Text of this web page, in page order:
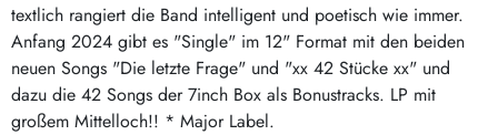
textlich rangiert die Band intelligent und poetisch wie immer.
Anfang 2024 gibt es "Single" im 12" Format mit den beiden
neuen Songs "Die letzte Frage" und "xx 42 Stücke xx" und
dazu die 42 Songs der 7inch Box als Bonustracks. LP mit
großem Mittelloch!! * Major Label.